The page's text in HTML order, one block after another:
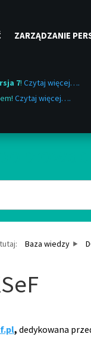
ZARZĄDZANIE
7! Czytaj więcej….
Czytaj więcej….
Baza wiedzy
, dedykowana